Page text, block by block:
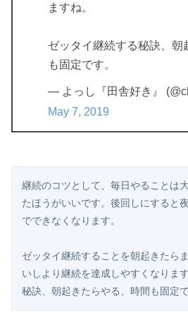
ますね。
ゼッタイ継続する秘訣、朝
も固定です。
— よっし『田舎好き』
May 7, 2019
継続のコツとして、毎日やることは
たほうがいいです。後回しにすると
でできなくなります。
ゼッタイ継続することを朝起きたら
いしより継続を達成しやすくなりま
秘訣、朝起きたらやる、時間も固定